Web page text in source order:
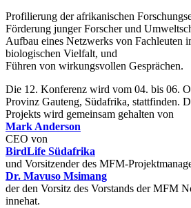
Profilierung der afrikanischen
Förderung junger Forscher und
Aufbau eines Netzwerks von Fachleuten
biologischen Vielfalt, und
Führen von wirkungsvollen Gesprächen.
Die 12. Konferenz wird vom 04. bis 06.
Provinz Gauteng, Südafrika, stattfinden.
Projekts wird gemeinsam gehalten von
Mark Anderson
CEO von
BirdLife Südafrika
und Vorsitzender des MFM-
Dr. Mavuso Msimang
der den Vorsitz des Vorstands der MFM
innehat.